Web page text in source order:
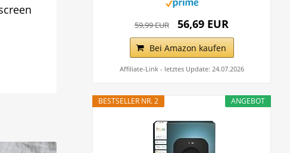
59,99 EUR 56,69 EUR
Bei Amazon kaufen
Affiliate-Link - letztes Update: 24.07.2026
ANGEBOT
BESTSELLER NR. 2